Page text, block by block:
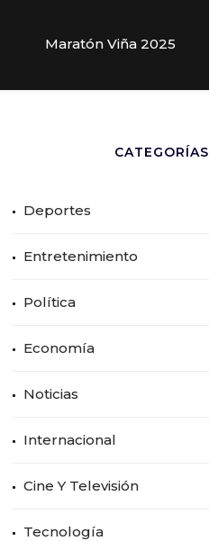
Maratón Viña 2025
CATEGORÍAS
Deportes
Entretenimiento
Política
Economía
Noticias
Internacional
Cine Y Televisión
Tecnología